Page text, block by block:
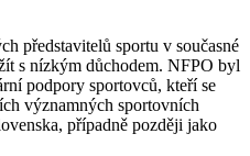
představitelů sportu v současné
s nízkým důchodem. NFPO byl
podpory sportovců, kteří se
významných sportovních
případně později jako